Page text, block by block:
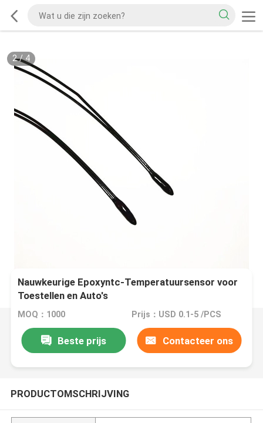
2/4
Nauwkeurige Epoxyntc-Temperatuursensor voor
Toestellen en Auto's
MOQ：1000 Prijs：USD 0.1-5 /PCS
Beste prijs Contacteer ons
PRODUCTOMSCHRIJVING